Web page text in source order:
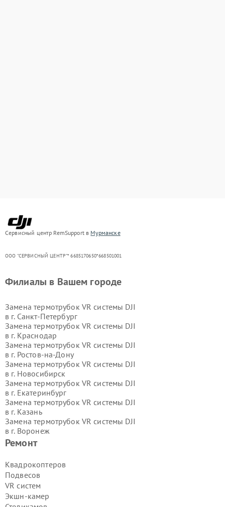
Сервисный центр RemSupport в Мурманске
ООО "СЕРВИСНЫЙ ЦЕНТР"* 6685170650*668501001
Ремонт
Квадрокоптеров
Подвесов
VR систем
Экшн-камер
Филиалы в Вашем городе
Замена термотрубок VR системы DJI
в г. Санкт-Петербург
Замена термотрубок VR системы DJI
в г. Краснодар
Замена термотрубок VR системы DJI
в г. Ростов-на-Дону
Замена термотрубок VR системы DJI
в г. Новосибирск
Замена термотрубок VR системы DJI
в г. Екатеринбург
Замена термотрубок VR системы DJI
в г. Казань
Замена термотрубок VR системы DJI
в г. Воронеж
Замена термотрубок VR системы DJI
Замена термотрубок VR системы DJI
в г.Самара
Замена термотрубок VR системы DJI
в г.Пермь
Замена термотрубок VR системы DJI